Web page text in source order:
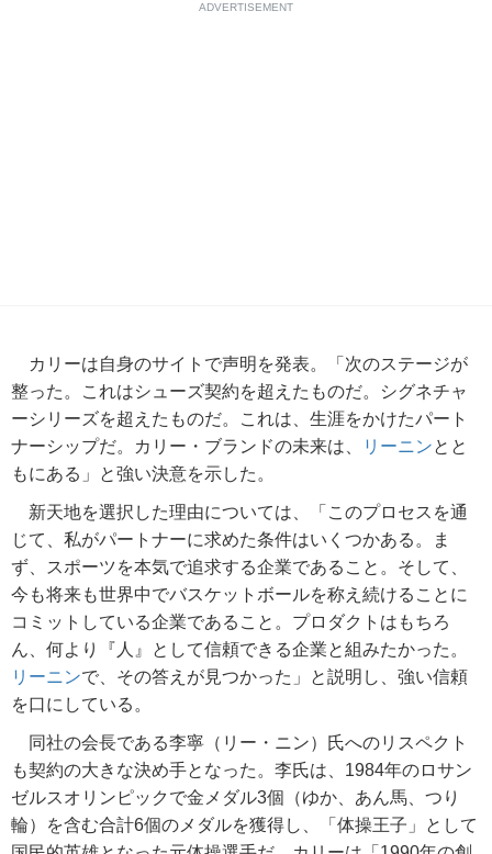
ADVERTISEMENT
カリーは自身のサイトで声明を発表。「次のステージが
整った。これはシューズ契約を超えたものだ。シグネチャ
ーシリーズを超えたものだ。これは、生涯をかけたパート
ナーシップだ。カリー・ブランドの未来は、
リーニンとと
もにある」と強い決意を示した。
新天地を選択した理由については、「このプロセスを通
じて、私がパートナーに求めた条件はいくつかある。ま
ず、スポーツを本気で追求する企業であること。そして、
今も将来も世界中でバスケットボールを称え続けることに
コミットしている企業であること。プロダクトはもちろ
ん、何より『人』として信頼できる企業と組みたかった。
リーニンで、その答えが見つかった」と説明し、強い信頼
を口にしている。
同社の会長である李寧（リー・ニン）氏へのリスペクト
も契約の大きな決め手となった。李氏は、1984年のロサン
ゼルスオリンピックで金メダル3個（ゆか、あん馬、つり
輪）を含む合計6個のメダルを獲得し、「体操王子」として